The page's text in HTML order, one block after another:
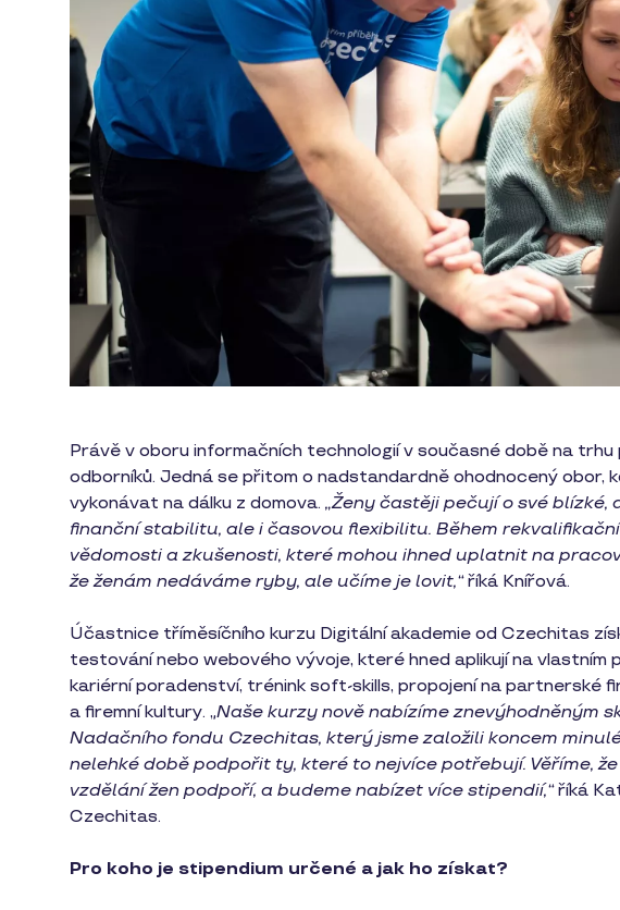
Právě v oboru informačních technologií v současné době na
odborníků. Jedná se přitom o nadstandardně ohodnocený obor,
vykonávat na dálku z domova. „Ženy častěji pečují o své
finanční stabilitu, ale i časovou flexibilitu. Během
vědomosti a zkušenosti, které mohou ihned uplatnit na
že ženám nedáváme ryby, ale učíme je lovit,“říká Knířová.
Účastnice tříměsíčního kurzu Digitální akademie od Czechitas
testování nebo webového vývoje, které hned aplikují na vlastním
kariérní poradenství, trénink soft-skills, propojení na partnerské
a firemní kultury. „Naše kurzy nově nabízíme znevýhodněným
Nadačního fondu Czechitas, který jsme založili koncem
nelehké době podpořit ty, které to nejvíce potřebují. Věříme,
vzdělání žen podpoří, a budeme nabízet více stipendií,“říká
Czechitas.
Pro koho je stipendium určené a jak ho získat?